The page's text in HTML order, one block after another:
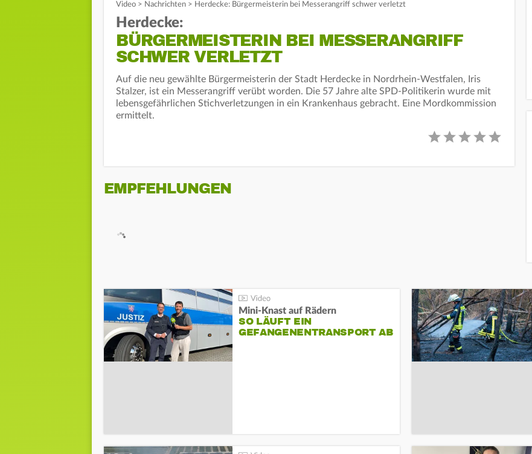
Video > Nachrichten > Herdecke: Bürgermeisterin bei Messerangriff schwer verletzt
Herdecke:
BÜRGERMEISTERIN BEI MESSERANGRIFF
SCHWER VERLETZT
Auf die neu gewählte Bürgermeisterin der Stadt Herdecke in Nordrhein-Westfalen, Iris
Stalzer, ist ein Messerangriff verübt worden. Die 57 Jahre alte SPD-Politikerin wurde mit
lebensgefährlichen Stichverletzungen in ein Krankenhaus gebracht. Eine Mordkommission
ermittelt.
EMPFEHLUNGEN
Mini-Knast auf Rädern
SO LÄUFT EIN
GEFANGENENTRANSPORT AB